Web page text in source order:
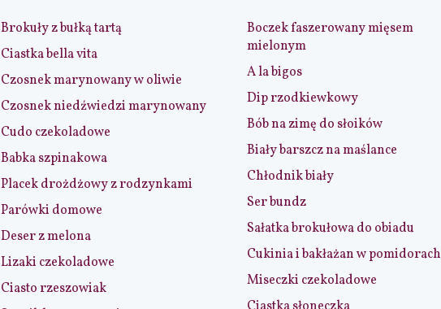
Brokuły z bułką tartą
Ciastka bella vita
Czosnek marynowany w oliwie
Czosnek niedźwiedzi marynowany
Cudo czekoladowe
Babka szpinakowa
Placek drożdżowy z rodzynkami
Parówki domowe
Deser z melona
Lizaki czekoladowe
Ciasto rzeszowiak
Boczek faszerowany mięsem
mielonym
A la bigos
Dip rzodkiewkowy
Bób na zimę do słoików
Biały barszcz na maślance
Chłodnik biały
Ser bundz
Sałatka brokułowa do obiadu
Cukinia i bakłażan w pomidorach
Miseczki czekoladowe